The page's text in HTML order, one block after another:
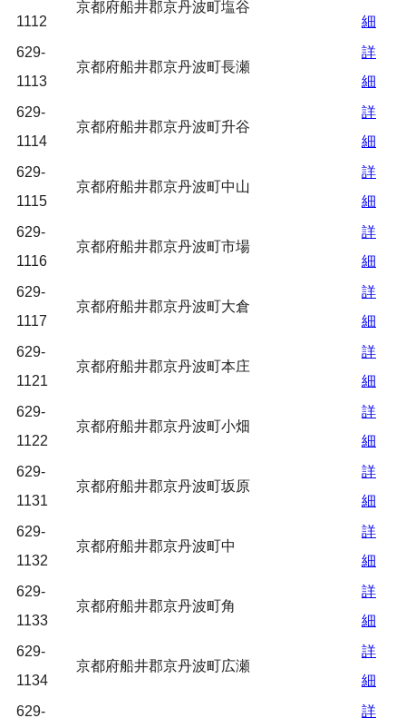
1112
京都府船井郡京丹波町塩谷
細
629-
1113
京都府船井郡京丹波町長瀬
詳
細
629-
1114
京都府船井郡京丹波町升谷
詳
細
629-
1115
京都府船井郡京丹波町中山
詳
細
629-
1116
京都府船井郡京丹波町市場
詳
細
629-
1117
京都府船井郡京丹波町大倉
詳
細
629-
1121
京都府船井郡京丹波町本庄
詳
細
629-
1122
京都府船井郡京丹波町小畑
詳
細
629-
1131
京都府船井郡京丹波町坂原
詳
細
629-
1132
京都府船井郡京丹波町中
詳
細
629-
1133
京都府船井郡京丹波町角
詳
細
629-
1134
京都府船井郡京丹波町広瀬
詳
細
629-
詳